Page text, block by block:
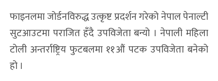
फाइनलमा जोर्डनविरुद्ध उत्कृष्ट प्रदर्शन गरेको नेपाल पेनाल्टी
सुटआउटमा पराजित हँदै उपविजेता बन्यो । नेपाली महिला
टोली अन्तर्राष्ट्रिय फुटबलमा ११औं पटक उपविजेता बनेको
हो ।